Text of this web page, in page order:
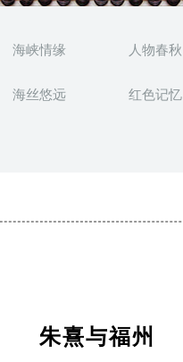
海峡情缘 人物春秋
海丝悠远 红色记忆
朱熹与福州